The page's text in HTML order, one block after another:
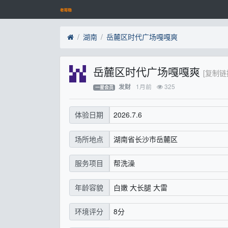
湖南 岳麓区时代广场嘎嘎爽
岳麓区时代广场嘎嘎爽 [复制
一星会员 发财 1月前 325
体验日期 2026.7.6
场所地点 湖南省长沙市岳麓区
服务项目 帮洗澡
年龄容貌 白嫩 大长腿 大雷
环境评分 8分